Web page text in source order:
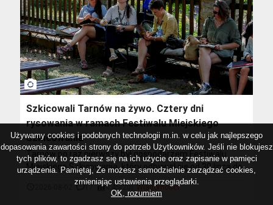
photo_camera
Szkicowali Tarnów na żywo. Cztery dni
rysowania w ramach Festiwalu Miejskiego
Szkicowania
Tarnów po raz pierwszy był gospodarzem Festiwalu
Miejskiego Szkicowania, który odbywał się od 30 lipca do
2 sierpnia. W wydarzeniu uczestniczyło około 500
miłośników rysunku z różnych regionów Polski, a także z
17 4.45(20) Wiadomości
Używamy cookies i podobnych technologii m.in. w celu jak najlepszego
dopasowania zawartości strony do potrzeb Użytkowników. Jeśli nie blokujesz
tych plików, to zgadzasz się na ich użycie oraz zapisanie w pamięci
urządzenia. Pamiętaj, Że możesz samodzielnie zarządzać cookies,
zmieniając ustawienia przeglądarki.
OK, rozumiem